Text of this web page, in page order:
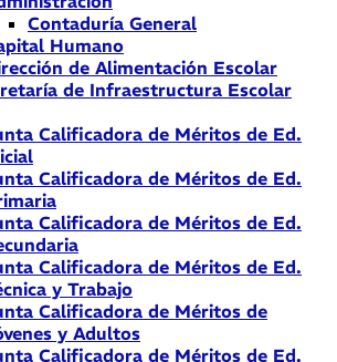
Contaduría General
Humano
de Alimentación Escolar
de Infraestructura Escolar
Calificadora de Méritos de Ed.
Calificadora de Méritos de Ed.
Calificadora de Méritos de Ed.
Calificadora de Méritos de Ed.
y Trabajo
Calificadora de Méritos de
y Adultos
Calificadora de Méritos de Ed.